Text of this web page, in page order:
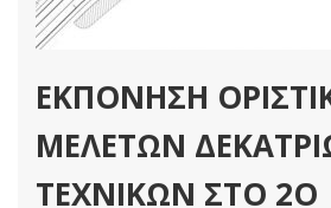
ΕΚΠΟΝΗΣΗ
ΜΕΛΕΤΩΝ
ΤΕΧΝΙΚΩΝ ΣΤΟ 2Ο